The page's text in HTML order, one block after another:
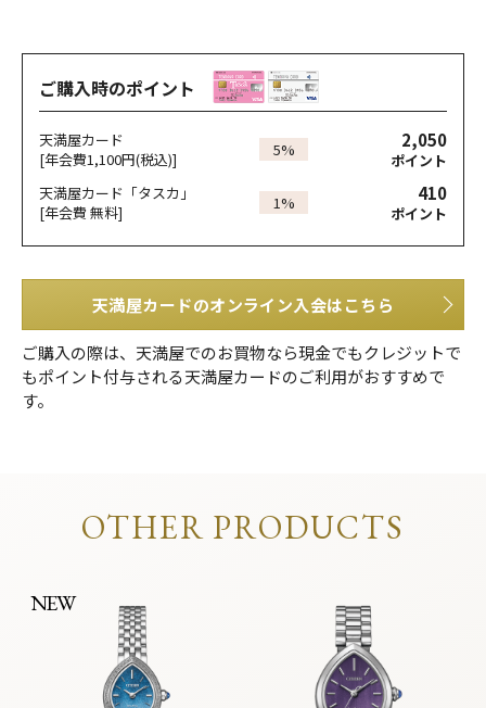
ご購入時のポイント
天満屋カード
[年会費1,100円(税込)]
5% 2,050
ポイント
天満屋カード「タスカ」
[年会費 無料]
1% 410
ポイント
天満屋カードのオンライン入会はこちら
ご購入の際は、天満屋でのお買物なら現金でもクレジットで
もポイント付与される天満屋カードのご利用がおすすめで
す。
OTHER PRODUCTS
NEW